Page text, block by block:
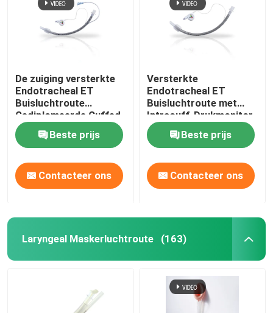
OEM-katheters
De zuiging versterkte
Endotracheal ET
Buisluchtroute
Gediplomeerde Cuffed
ISO13485
Beste prijs
Contacteer ons
Versterkte
Endotracheal ET
Buisluchtroute met
Intracuff-Drukmonitor
Beste prijs
Contacteer ons
Laryngeal Maskerluchtroute (163)